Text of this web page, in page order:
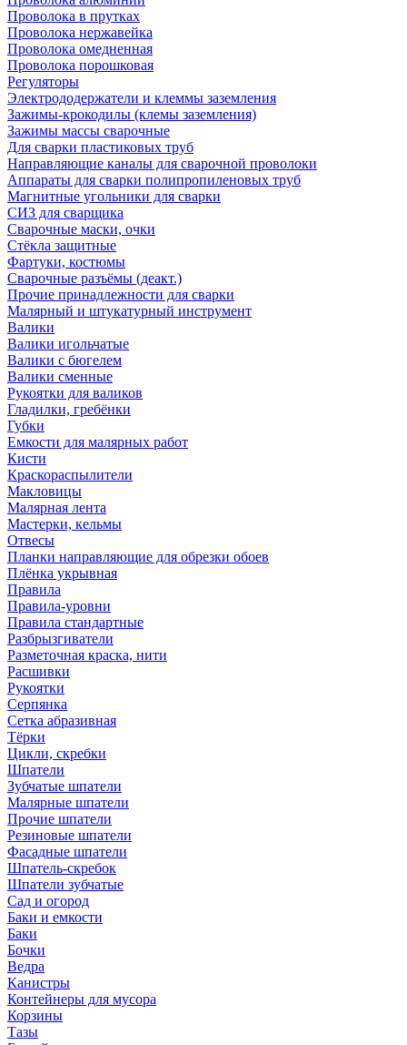
Проволока в прутках
Проволока нержавейка
Проволока омедненная
Проволока порошковая
Регуляторы
Электрододержатели и клеммы заземления
Зажимы-крокодилы (клемы заземления)
Зажимы массы сварочные
Для сварки пластиковых труб
Направляющие каналы для сварочной проволоки
Аппараты для сварки полипропиленовых труб
Магнитные угольники для сварки
СИЗ для сварщика
Сварочные маски, очки
Стёкла защитные
Фартуки, костюмы
Сварочные разъёмы (деакт.)
Прочие принадлежности для сварки
Малярный и штукатурный инструмент
Валики
Валики игольчатые
Валики с бюгелем
Валики сменные
Рукоятки для валиков
Гладилки, гребёнки
Губки
Емкости для малярных работ
Кисти
Краскораспылители
Макловицы
Малярная лента
Мастерки, кельмы
Отвесы
Планки направляющие для обрезки обоев
Плёнка укрывная
Правила
Правила-уровни
Правила стандартные
Разбрызгиватели
Разметочная краска, нити
Расшивки
Рукоятки
Серпянка
Сетка абразивная
Тёрки
Цикли, скребки
Шпатели
Зубчатые шпатели
Малярные шпатели
Прочие шпатели
Резиновые шпатели
Фасадные шпатели
Шпатель-скребок
Шпатели зубчатые
Сад и огород
Баки и емкости
Баки
Бочки
Ведра
Канистры
Контейнеры для мусора
Корзины
Тазы